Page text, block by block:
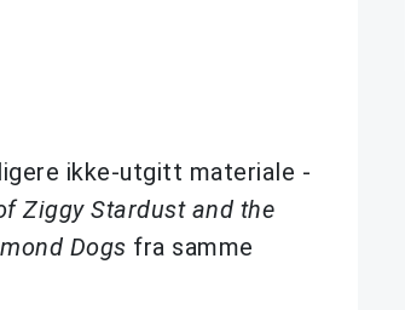
ikke-utgitt materiale -
Ziggy Stardust and the
Dogs fra samme